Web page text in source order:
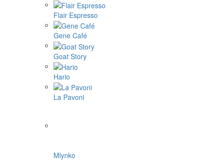
Flair Espresso
Gene Café
Goat Story
Hario
La Pavoni
Mlynko